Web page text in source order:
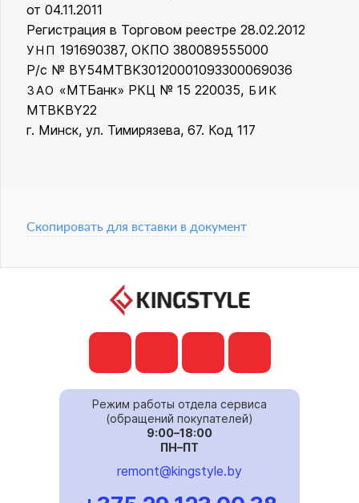
от 04.11.2011
Регистрация в Торговом реестре 28.02.2012
УНП 191690387, ОКПО 380089555000
Р/с № BY54MTBK30120001093300069036
ЗАО «МТБанк» РКЦ № 15 220035, БИК
MTBKBY22
г. Минск, ул. Тимирязева, 67. Код 117
Скопировать для вставки в документ
Режим работы отдела сервиса
(обращений покупателей)
9:00–18:00
ПН–ПТ
remont@kingstyle.by